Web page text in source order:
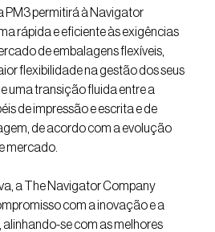
PM3 permitirá à Navigator
rápida e eficiente às exigências
de embalagens flexíveis,
flexibilidade na gestão dos seus
uma transição fluida entre a
de impressão e escrita e de
de acordo com a evolução
mercado.
a The Navigator Company
com a inovação e a
se com as melhores